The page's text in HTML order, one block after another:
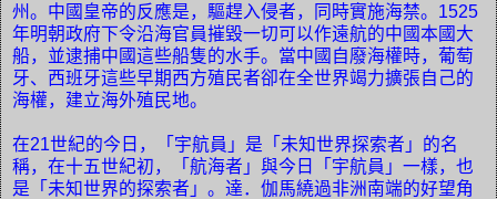
州。中國皇帝的反應是，驅趕入侵者，同時實施海禁。 1525
年明朝政府下令沿海官員摧毀一切可以作遠航的中國本國大
船，並逮捕中國這些船隻的水手。當中國自廢海權時，葡萄
牙、西班牙這些早期西方殖民者卻在全世界竭力擴張自己的
海權，建立海外殖民地。
在21世紀的今日，「宇航員」是「未知世界探索者」的名
稱，在十五世紀初，「航海者」與今日「宇航員」一樣，也
是「未知世界的探索者」。達．伽馬繞過非洲南端的好望角